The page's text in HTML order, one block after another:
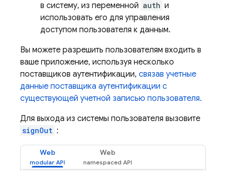
в систему, из переменной auth и
использовать его для управления
доступом пользователя к данным.
Вы можете разрешить пользователям входить в
ваше приложение, используя несколько
поставщиков аутентификации, связав учетные
данные поставщика аутентификации с
существующей учетной записью пользователя.
Для выхода из системы пользователя вызовите
signOut :
Web Web